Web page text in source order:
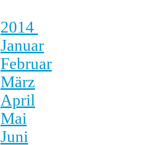
2014
Januar
Februar
März
April
Mai
Juni